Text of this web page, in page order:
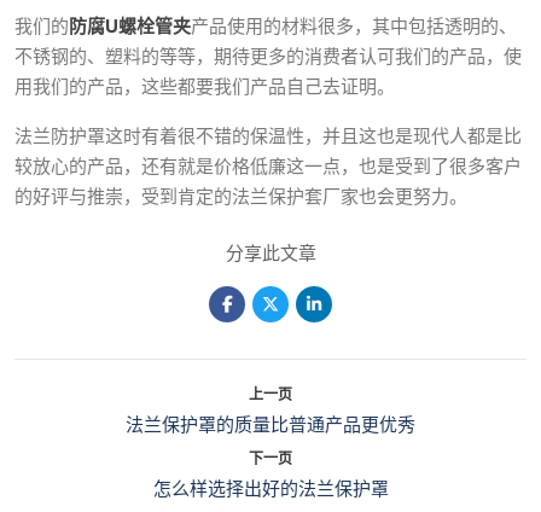
我们的 防腐U螺栓管夹产品使用的材料很多，其中包括透明的、
不锈钢的、塑料的等等，期待更多的消费者认可我们的产品，使
用我们的产品，这些都要我们产品自己去证明。
法兰防护罩这时有着很不错的保温性，并且这也是现代人都是比
较放心的产品，还有就是价格低廉这一点，也是受到了很多客户
的好评与推崇，受到肯定的法兰保护套厂家也会更努力。
分享此文章
上一页
法兰保护罩的质量比普通产品更优秀
下一页
怎么样选择出好的法兰保护罩